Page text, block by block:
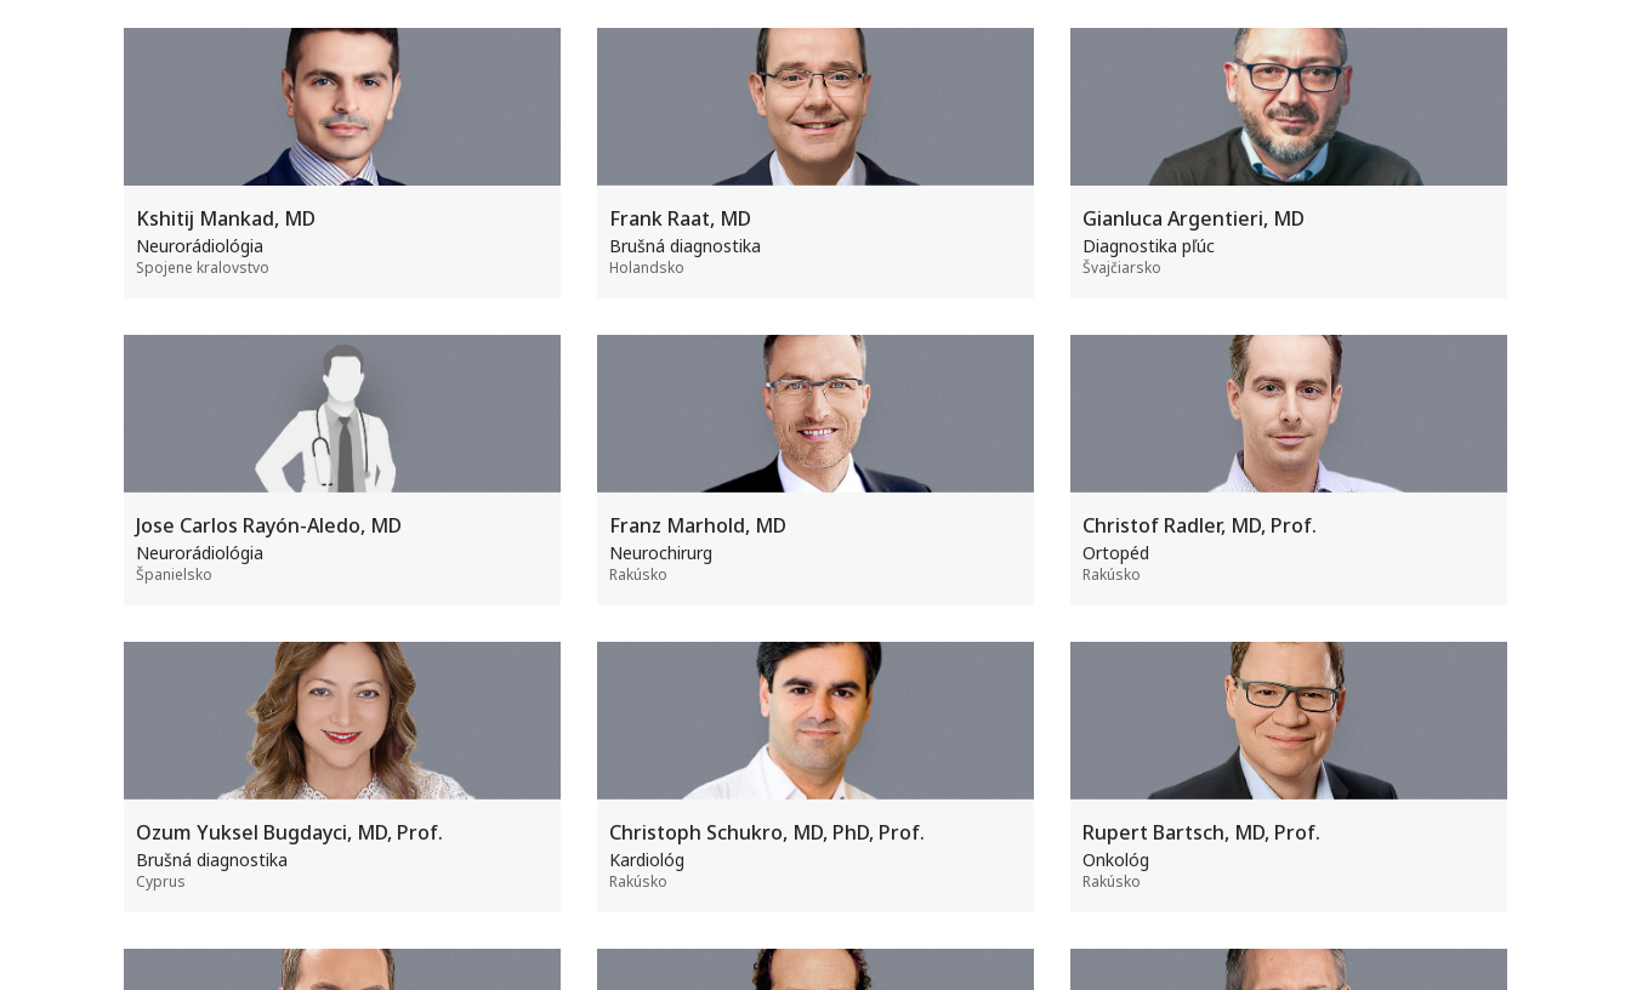
Kshitij Mankad, MD
Spojene kralovstvo
Neurorádiológia
Frank Raat, MD
Holandsko
Brušná diagnostika
Gianluca Argentieri, MD
Švajčiarsko
Diagnostika pľúc
Jose Carlos Rayón-Aledo, MD
Španielsko
Neurorádiológia
Franz Marhold, MD
Rakúsko
Neurochirurg
Christof Radler, MD, Prof.
Rakúsko
Ortopéd
Ozum Yuksel Bugdayci, MD, Prof.
Cyprus
Brušná diagnostika
Christoph Schukro, MD, PhD, Prof.
Rakúsko
Kardiológ
Rupert Bartsch, MD, Prof.
Rakúsko
Onkológ